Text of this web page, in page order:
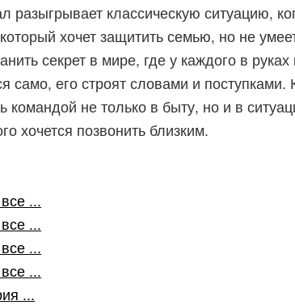
классическую ситуацию,
хочет защитить семью, но не
секрет в мире, где у каждого в
само, его строят словами и
не только в быту, но и в
хочется позвонить близким.
...
...
...
...
...